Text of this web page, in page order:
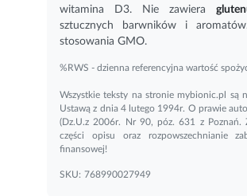
witamina D3. Nie zawiera
sztucznych barwników i
stosowania GMO.
%RWS - dzienna referencyjna wartość
Wszystkie teksty na stronie mybionic.pl są
Ustawą z dnia 4 lutego 1994r. O prawie
(Dz.U.z 2006r. Nr 90, póz. 631 z Poznań.
części opisu oraz rozpowszechnianie
finansowej!
SKU: 768990027949